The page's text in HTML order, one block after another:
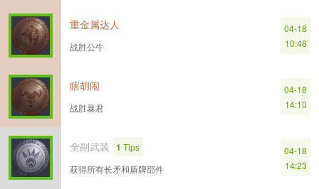
重金属达人
战胜公牛
04-18
10:48
瞎胡闹
战胜暴君
04-18
14:10
全副武装 1 Tips
获得所有长矛和盾牌部件
04-18
14:23